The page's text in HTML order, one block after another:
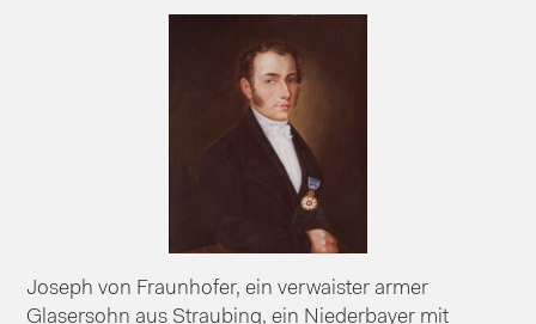
Joseph von Fraunhofer, ein verwaister armer
Glasersohn aus Straubing, ein Niederbayer mit